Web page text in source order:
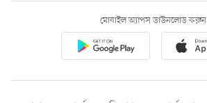
মোবাইল অ্যাপস ডাউনলোড করুন